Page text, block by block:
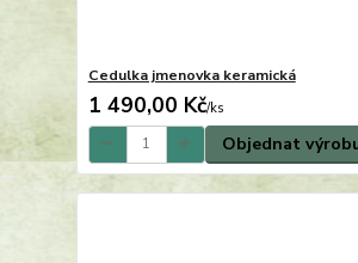
Cedulka jmenovka keramická
1 490,00 Kč/ks
Objednat